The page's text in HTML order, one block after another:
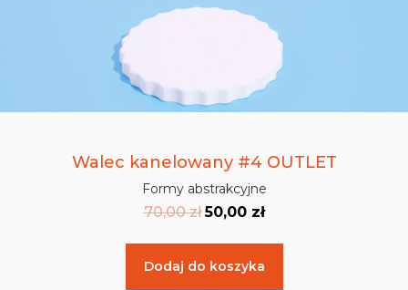
Walec kanelowany #4 OUTLET
Formy abstrakcyjne
70,00zł 50,00 zł
Dodaj do koszyka